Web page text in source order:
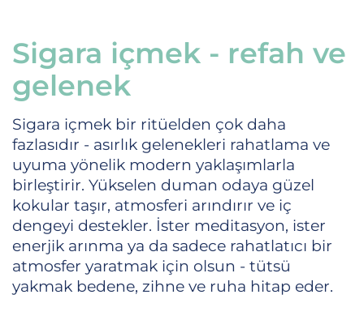
Sigara içmek - refah ve
gelenek
Sigara içmek bir ritüelden çok daha
fazlasıdır - asırlık gelenekleri rahatlama ve
uyuma yönelik modern yaklaşımlarla
birleştirir. Yükselen duman odaya güzel
kokular taşır, atmosferi arındırır ve iç
dengeyi destekler. İster meditasyon, ister
enerjik arınma ya da sadece rahatlatıcı bir
atmosfer yaratmak için olsun - tütsü
yakmak bedene, zihne ve ruha hitap eder.